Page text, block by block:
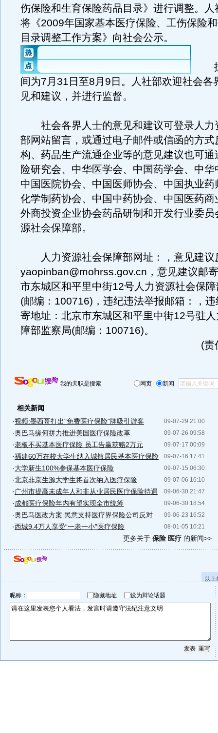
伤保险和生育保险药品目录》进行调整。人
将《2009年国家基本医疗保险、工伤保险
目录调整工作方案》向社会公示。
据
间为7月31日至8月9日。人社部欢迎社会各
见和建议，并进行监督。
社会各界人士的意见和建议可登录人力
部网站留言，或通过电子邮件或信函的方式
构、药品生产流通企业等的意见建议也可通
险研究会、中华医学会、中国药学会、中
中国医院协会、中国医师协会、中国执业药
化学制药协会、中国中药协会、中国医药商
外商投资企业协会药品研制和开发行业委员
源社会保障部。
人力资源社会保障部网址：，意见建议
yaopinban@mohrss.gov.cn，意见建议邮
市东城区和平里中街12号人力资源社会保
(邮编：100716)，违纪违法举报邮箱：，
寄地址：北京市东城区和平里中街12号驻
障部监察局(邮编：100716)。
(责
我的天职是搜索 网页 新闻
相关新闻
09-07-29 21:00
·视频:墨西哥打出"免费医疗保险"牌吸引游客
09-07-26 09:58
·奥巴马缘何拼力推进美国医疗保险改革
09-07-17 00:09
·老板不买基本医疗保险 员工告赢获赔2万元
09-07-16 17:41
·福建60万在校大学生纳入城镇居民基本医疗保险
09-07-15 06:30
·大学新生100%参保基本医疗保险
09-07-06 16:10
·北京非京生源大学生将首次纳入医疗保险
09-06-30 21:47
· 广州市提高未成年人和非从业居民医疗保险待遇
09-06-30 18:54
·成都医疗保险年内有望实现全市统筹
09-06-23 16:52
·奥巴马医改方案:民意支持医疗界保险公司反对
08-01-05 10:21
·西城9.4万人享受“一老一小”医疗保险
更多关于 保险 医疗 的新闻>>
以
昵称： 隐藏地址 设为辩论话题